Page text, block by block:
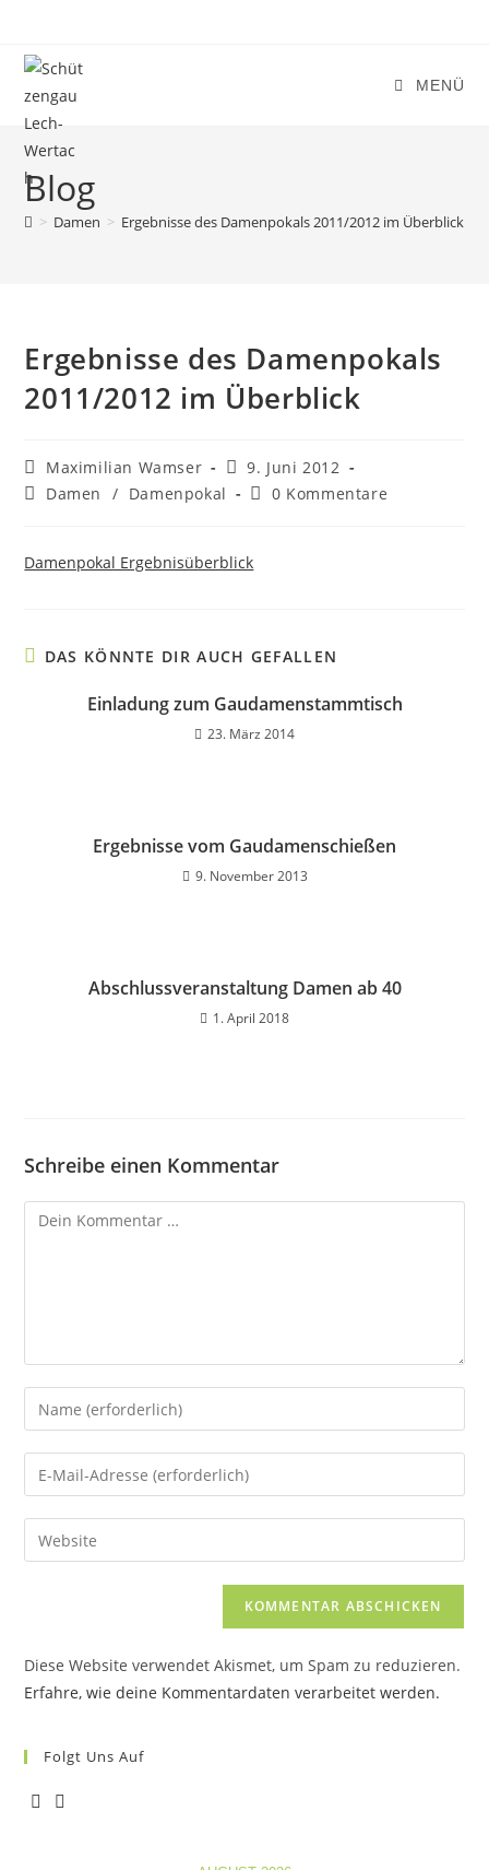
springen
MENÜ
Blog
> Damen > Ergebnisse des Damenpokals 2011/2012 im Überblick
Ergebnisse des Damenpokals
2011/2012 im Überblick
Beitrags-
Autor:
Maximilian Wamser
Beitrag
veröffentlicht:
9. Juni 2012
Beitrags-
Damen / Damenpokal
Beitrags-
0 Kommentare
Damenpokal Ergebnisüberblick
DAS KÖNNTE DIR AUCH GEFALLEN
Einladung zum Gaudamenstammtisch
23. März 2014
Ergebnisse vom Gaudamenschießen
9. November 2013
Abschlussveranstaltung Damen ab 40
1. April 2018
Schreibe einen Kommentar
Kommentar
Gib
deinen
Namen
oder
zum
Kommentieren
Gib
deine
E-
Mail-
ein
Gib
deine
(optional)
Diese Website verwendet Akismet, um Spam zu reduzieren.
Erfahre, wie deine Kommentardaten verarbeitet werden.
Folgt Uns Auf